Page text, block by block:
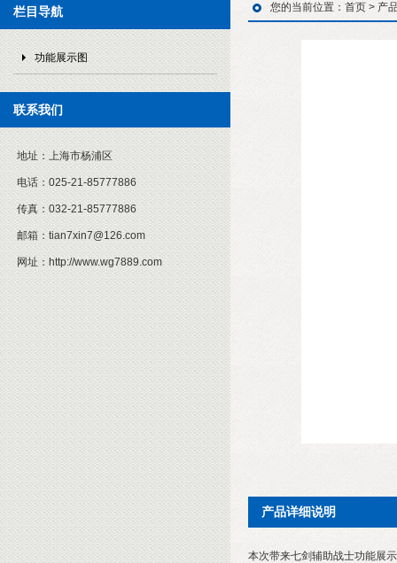
栏目导航
功能展示图
联系我们
地址： 上海市杨浦区
电话： 025-21-85777886
传真： 032-21-85777886
邮箱： tian7xin7@126.com
网址： http://www.wg7889.com
您的当前位置： 首页 > 产
产品详细说明
本次带来七剑辅助战士功能展